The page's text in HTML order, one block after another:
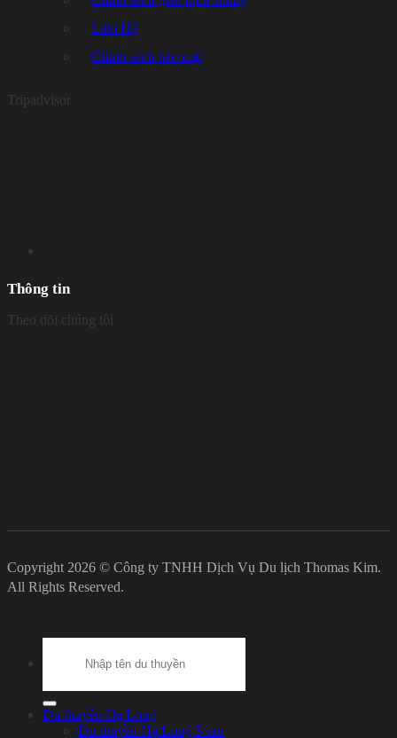
Liên Hệ
Chính sách bảo mật
Tripadvisor
Thông tin
Theo dõi chúng tôi
Copyright 2026 © Công ty TNHH Dịch Vụ Du lịch Thomas Kim.
All Rights Reserved.
Du thuyền Hạ Long
Du thuyền Hạ Long 5 sao